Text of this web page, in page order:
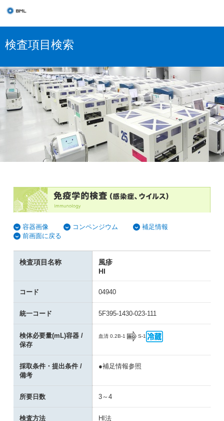
検査項目検索
容器画像 コンペンジウム
補足情報
前画面に戻る
検査項目名称
風疹
HI
コード 04940
統一コード 5F395-1430-023-111
検体必要量(mL)容器 /
保存
血清 0.2B-1 S-1
採取条件・提出条件 /
備考
●補足情報参照
所要日数 3～4
検査方法 HI法